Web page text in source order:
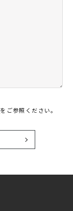
をご参照ください。